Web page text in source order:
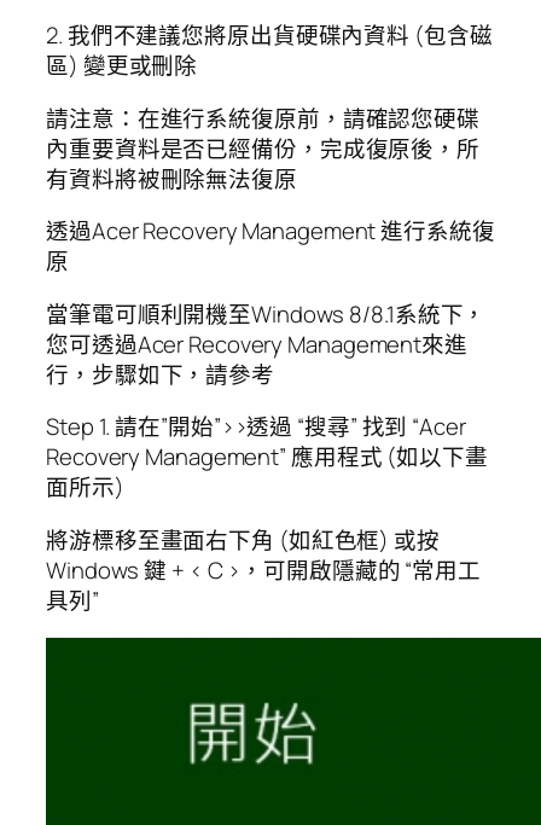
2. 我們不建議您將原出貨硬碟內資料 (包含磁
區) 變更或刪除
請注意：在進行系統復原前，請確認您硬碟
內重要資料是否已經備份，完成復原後，所
有資料將被刪除無法復原
透過Acer Recovery Management 進行系統復
原
當筆電可順利開機至Windows 8/8.1系統下，
您可透過Acer Recovery Management來進
行，步驟如下，請參考
Step 1. 請在”開始”>>透過 “搜尋” 找到 “Acer
Recovery Management” 應用程式 (如以下畫
面所示)
將游標移至畫面右下角 (如紅色框) 或按
Windows 鍵 + < C >，可開啟隱藏的 “常用工
具列”